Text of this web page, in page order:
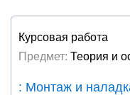
Курсовая работа
Предмет: Теория и
: Монтаж и